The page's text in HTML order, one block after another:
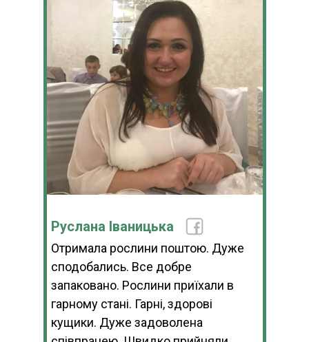
Руслана Іваницька
Отримала рослини поштою. Дуже
сподобались. Все добре
запаковано. Рослини приїхали в
гарному стані. Гарні, здорові
кущики. Дуже задоволена